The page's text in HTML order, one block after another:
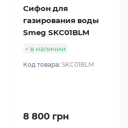
Сифон для
газирования воды
Smeg SKC01BLM
в наличии
Код товара: SKC01BLM
8 800 грн